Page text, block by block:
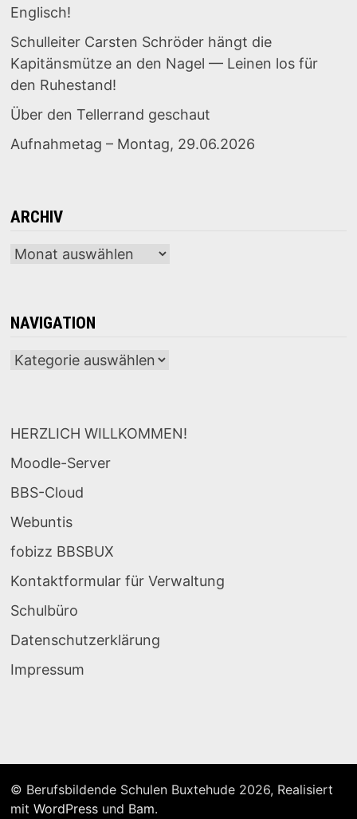
Englisch!
Schulleiter Carsten Schröder hängt die
Kapitänsmütze an den Nagel — Leinen los für
den Ruhestand!
Über den Tellerrand geschaut
Aufnahmetag – Montag, 29.06.2026
ARCHIV
Archiv
NAVIGATION
Navigation
HERZLICH WILLKOMMEN!
Moodle-Server
BBS-Cloud
Webuntis
fobizz BBSBUX
Kontaktformular für Verwaltung
Schulbüro
Datenschutzerklärung
Impressum
© Berufsbildende Schulen Buxtehude 2026, Realisiert
mit WordPressund Bam.